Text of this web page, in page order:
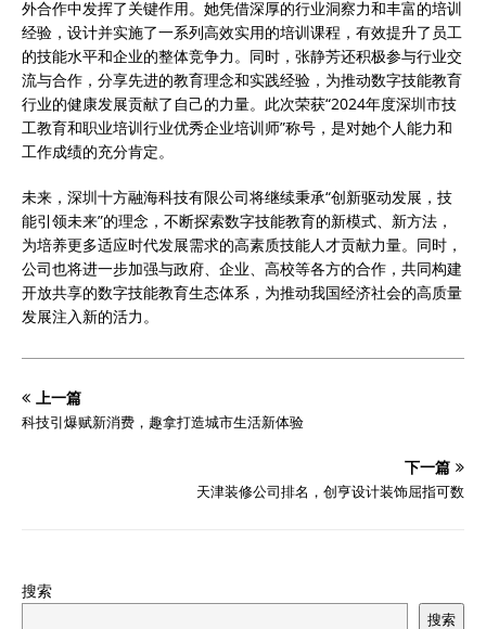
外合作中发挥了关键作用。她凭借深厚的行业洞察力和丰富的培训
经验，设计并实施了一系列高效实用的培训课程，有效提升了员工
的技能水平和企业的整体竞争力。同时，张静芳还积极参与行业交
流与合作，分享先进的教育理念和实践经验，为推动数字技能教育
行业的健康发展贡献了自己的力量。此次荣获“2024年度深圳市技
工教育和职业培训行业优秀企业培训师”称号，是对她个人能力和
工作成绩的充分肯定。
未来，深圳十方融海科技有限公司将继续秉承“创新驱动发展，技
能引领未来”的理念，不断探索数字技能教育的新模式、新方法，
为培养更多适应时代发展需求的高素质技能人才贡献力量。同时，
公司也将进一步加强与政府、企业、高校等各方的合作，共同构建
开放共享的数字技能教育生态体系，为推动我国经济社会的高质量
发展注入新的活力。
上一篇
科技引爆赋新消费，趣拿打造城市生活新体验
下一篇
天津装修公司排名，创亨设计装饰屈指可数
搜索
搜索